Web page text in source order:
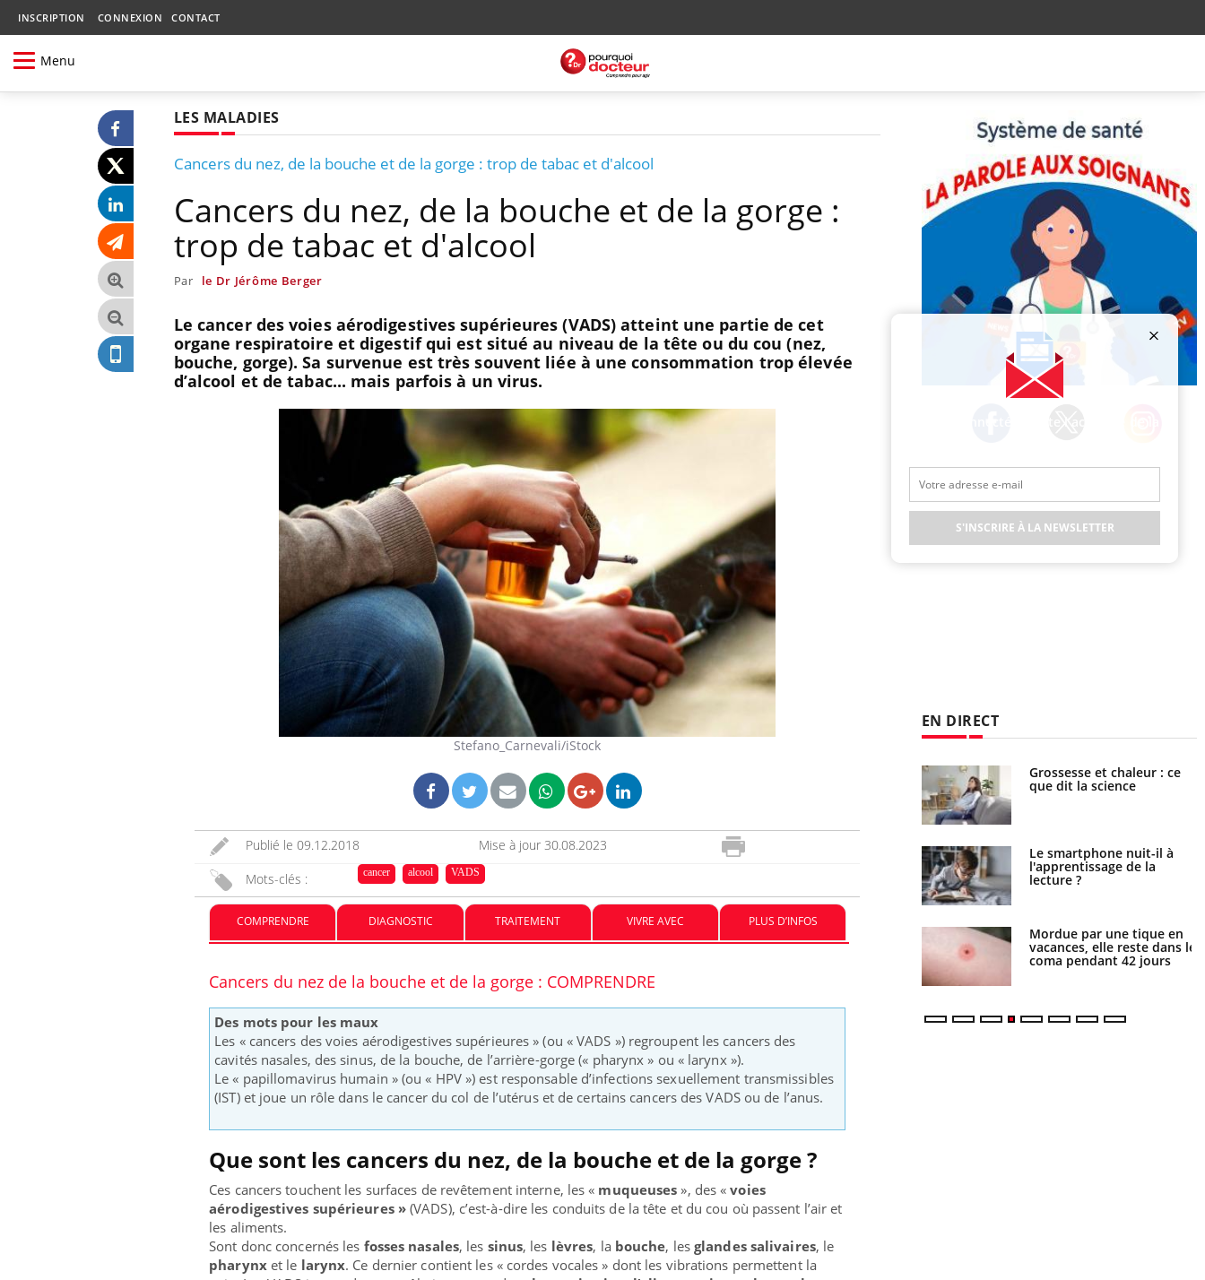
INSCRIPTION CONNEXION CONTACT
Menu
LES MALADIES
Cancers du nez, de la bouche et de la gorge : trop de tabac et d'alcool
Cancers du nez, de la bouche et de la gorge :
trop de tabac et d'alcool
Par le Dr Jérôme Berger
Le cancer des voies aérodigestives supérieures (VADS) atteint une partie de cet
organe respiratoire et digestif qui est situé au niveau de la tête ou du cou (nez,
bouche, gorge). Sa survenue est très souvent liée à une consommation trop élevée
d’alcool et de tabac... mais parfois à un virus.
Stefano_Carnevali/iStock
Publié le09.12.2018 Mise à jour 30.08.2023
Mots-clés :
cancer alcool VADS
COMPRENDRE DIAGNOSTIC TRAITEMENT VIVRE AVEC PLUS D’INFOS
Cancers du nez de la bouche et de la gorge : COMPRENDRE
Des mots pour les maux
Les « cancers des voies aérodigestives supérieures » (ou « VADS ») regroupent les cancers des
cavités nasales, des sinus, de la bouche, de l’arrière-gorge (« pharynx » ou « larynx »).
Le « papillomavirus humain » (ou « HPV ») est responsable d’infections sexuellement transmissibles
(IST) et joue un rôle dans le cancer du col de l’utérus et de certains cancers des VADS ou de l’anus.
Que sont les cancers du nez, de la bouche et de la gorge?
Ces cancers touchent les surfaces de revêtement interne, les « muqueuses», des «voies
aérodigestives supérieures »(VADS), c’est-à-dire les conduits de la tête et du cou où passent l’air et
les aliments.
Sont donc concernés les fosses nasales, les sinus, les lèvres, la bouche, lesglandes salivaires, le
pharynxet le larynx. Ce dernier contient les « cordes vocales » dont les vibrations permettent la
EN DIRECT
Les médicaments GLP-1
protègent-ils aussi les os ?
change dans la prise en
enceintes
La sieste empêche-t-elle de
dormir la nuit ?
VIH : la fin du comprimé
tous les jours se profile-t-
elle enfin ?
gâche-t-il les premiers protéines pourrait
Grossesse et chaleur : ce
que dit la science
Le smartphone nuit-il à
l'apprentissage de la
lecture ?
Mordue par une tique en
vacances, elle reste dans le
coma pendant 42 jours
S'INSCRIRE À LA NEWSLETTER